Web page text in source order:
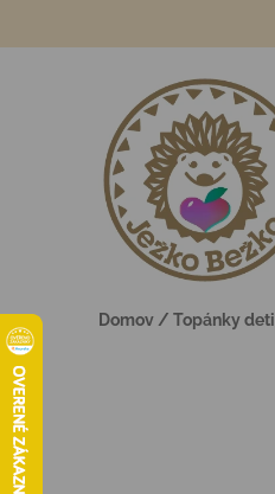
Domov / Topánky deti